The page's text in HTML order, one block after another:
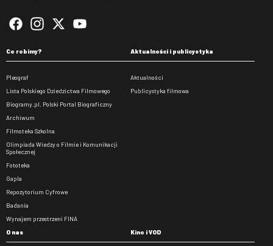
Co robimy?
Pleograf
Lista Polskiego Dziedzictwa Filmowego
Biogramy.pl. Polski Portal Biograficzny
Archiwum
Filmoteka Szkolna
Olimpiada Wiedzy o Filmie i Komunikacji
Społecznej
Fototeka
Gapla
Repozytorium Cyfrowe
Badania
Wynajem przestrzeni FINA
Aktualności i publicystyka
Aktualności
Publicystyka filmowa
O nas Kino i VOD